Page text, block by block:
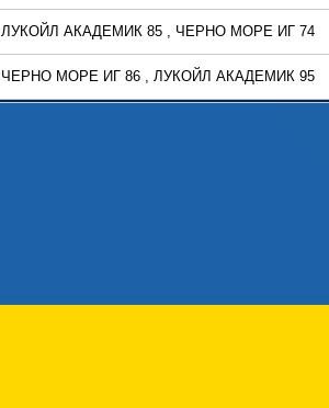
ЛУКОЙЛ АКАДЕМИК 85 , ЧЕРНО МОРЕ ИГ 74
ЧЕРНО МОРЕ ИГ 86 , ЛУКОЙЛ АКАДЕМИК 95